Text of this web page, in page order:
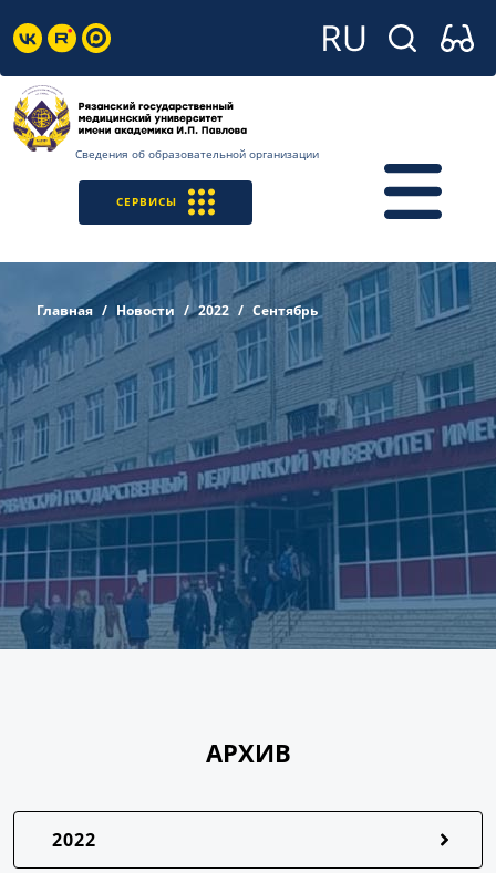
Сведения об образовательной организации
СЕРВИСЫ
Главная Новости 2022 Сентябрь
АРХИВ
2022